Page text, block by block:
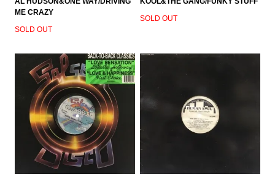
ME CRAZY
SOLD OUT
SOLD OUT